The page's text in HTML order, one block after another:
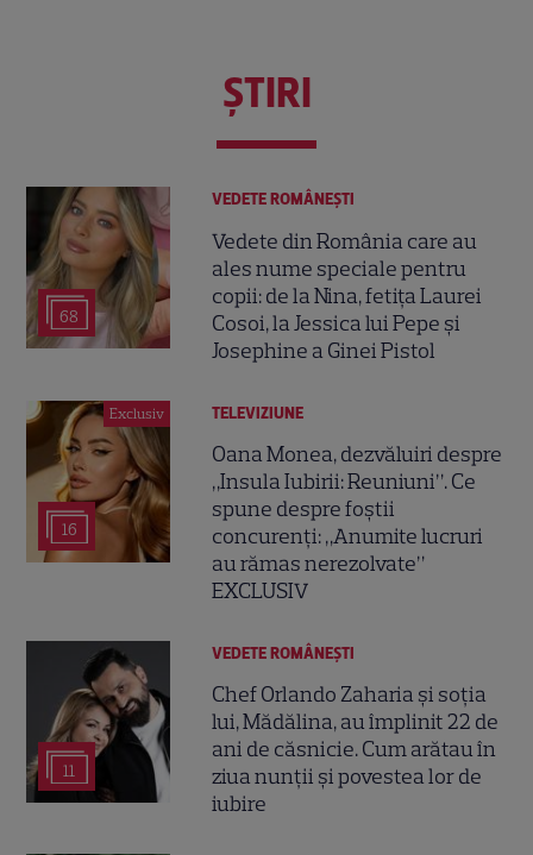
ŞTIRI
68
VEDETE ROMÂNEŞTI
Vedete din România care au
ales nume speciale pentru
copii: de la Nina, fetița Laurei
Cosoi, la Jessica lui Pepe și
Josephine a Ginei Pistol
Exclusiv
16
TELEVIZIUNE
Oana Monea, dezvăluiri despre
„Insula Iubirii: Reuniuni”. Ce
spune despre foștii
concurenți: „Anumite lucruri
au rămas nerezolvate”
EXCLUSIV
11
VEDETE ROMÂNEŞTI
Chef Orlando Zaharia și soția
lui, Mădălina, au împlinit 22 de
ani de căsnicie. Cum arătau în
ziua nunții și povestea lor de
iubire